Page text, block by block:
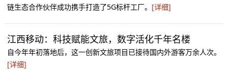
链生态合作伙伴成功携手打造了5G标杆工厂。 [详细]
江西移动：科技赋能文旅，数字活化千年名楼
自今年年初落地后，这一创新文旅项目已接待国内外游客万余人次。
[详细]